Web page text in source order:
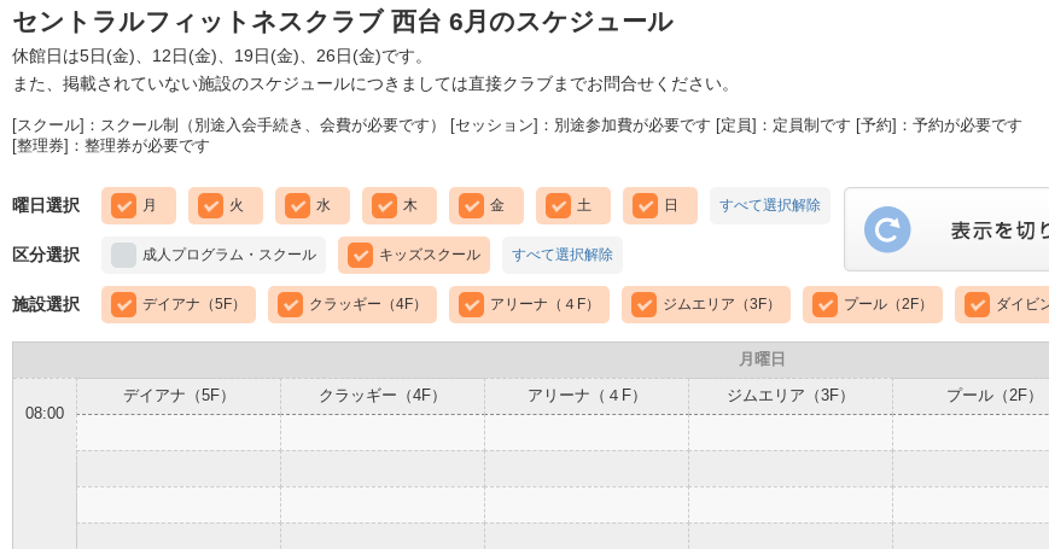
セントラルフィットネスクラブ 西台 6月のスケジュール
休館日は5日(金)、12日(金)、19日(金)、26日(金)です。
また、掲載されていない施設のスケジュールにつきましては直接クラブまでお問合せください。
[スクール]：スクール制（別途入会手続き、会費が必要です） [セッション]：別途参加費が必要です [定員]：定員制です [予約]：予約が必要です
[整理券]：整理券が必要です
曜日選択 月 火 水 木 金 土 日 すべて選択解除
区分選択 成人プログラム・スクール キッズスクール すべて選択解除
施設選択 デイアナ（5F） クラッギー（4F） アリーナ（４F） ジムエリア（3F） プール（2F） ダイビ
月曜日
デイアナ（5F） クラッギー（4F） アリーナ（４F） ジムエリア（3F） プール（2F）
08:00